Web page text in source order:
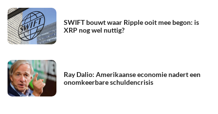
SWIFT bouwt waar Ripple ooit mee begon: is
XRP nog wel nuttig?
Ray Dalio: Amerikaanse economie nadert een
onomkeerbare schuldencrisis